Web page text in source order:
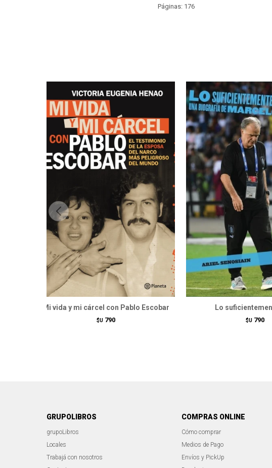
Páginas: 176
Mi vida y mi cárcel con Pablo Escobar
$U 790
Lo
$U 790
GRUPOLIBROS
grupoLibros
Locales
Trabajá con nosotros
COMPRAS ONLINE
Cómo comprar
Medios de Pago
Envíos y PickUp